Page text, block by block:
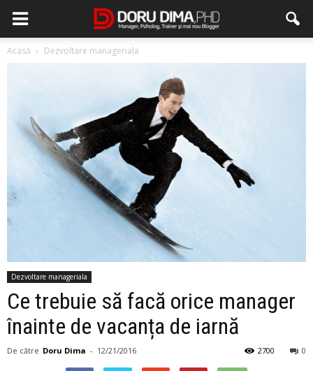
Acasă Dezvoltare manageriala
Dezvoltare manageriala
Ce trebuie să facă orice manager
înainte de vacanța de iarnă
De către Doru Dima - 12/21/2016 0
2700